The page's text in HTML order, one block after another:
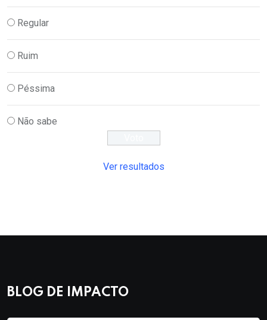
Regular
Ruim
Péssima
Não sabe
Ver resultados
BLOG DE IMPACTO